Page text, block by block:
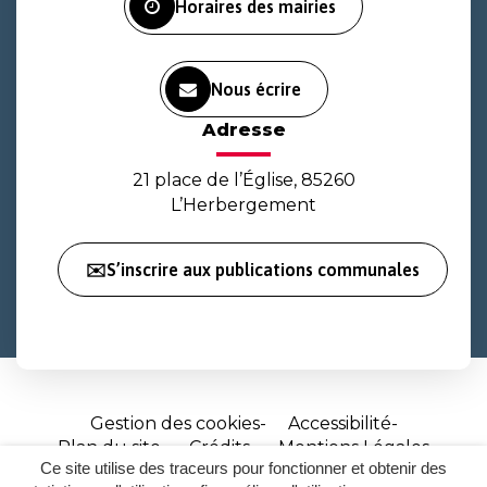
Ce site utilise des traceurs pour fonctionner et obtenir des
Horaires des mairies
Nous écrire
Adresse
21 place de l’Église, 85260
L’Herbergement
✉️S’inscrire aux publications communales
Gestion des cookies
Accessibilité
Plan du site
Crédits
Mentions Légales